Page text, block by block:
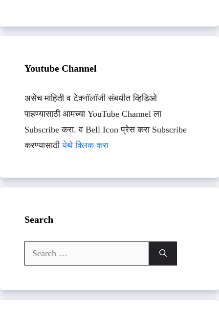
Youtube Channel
असेच माहिती व टेक्नॉलॉजी संबधीत व्हिडिओ
पाहण्यासाठी आमच्या YouTube Channel ला
Subscribe करा. व Bell Icon प्रेस करा Subscribe
करण्यासाठीयेथे क्लिक करा
Search
Search
for: